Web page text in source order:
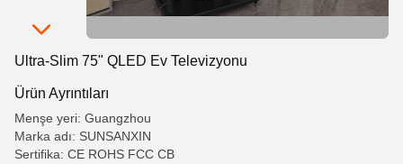
Ultra-Slim 75" QLED Ev Televizyonu
Ürün Ayrıntıları
Menşe yeri: Guangzhou
Marka adı: SUNSANXIN
Sertifika: CE ROHS FCC CB